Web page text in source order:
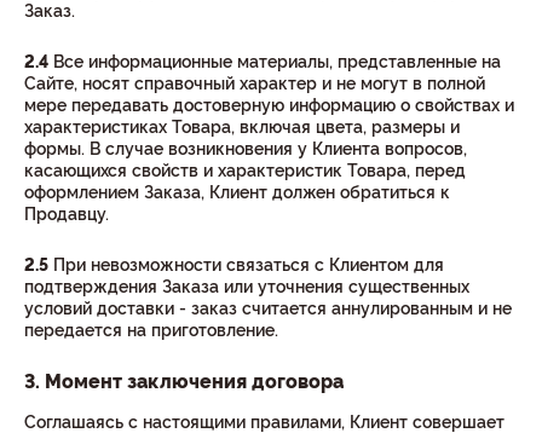
Заказ.
2.4 Все информационные материалы, представленные на
Сайте, носят справочный характер и не могут в полной
мере передавать достоверную информацию о свойствах и
характеристиках Товара, включая цвета, размеры и
формы. В случае возникновения у Клиента вопросов,
касающихся свойств и характеристик Товара, перед
оформлением Заказа, Клиент должен обратиться к
Продавцу.
2.5 При невозможности связаться с Клиентом для
подтверждения Заказа или уточнения существенных
условий доставки - заказ считается аннулированным и не
передается на приготовление.
3. Момент заключения договора
Соглашаясь с настоящими правилами, Клиент совершает